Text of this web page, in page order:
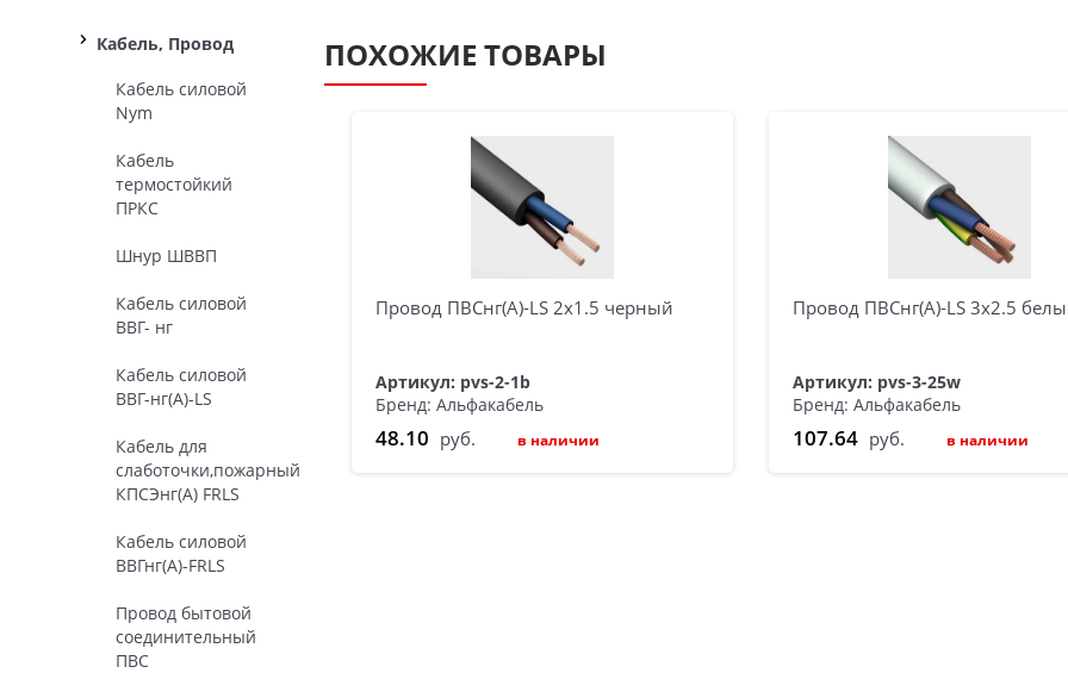
Кабель, Провод
Кабель силовой
Nym
Кабель
термостойкий
ПРКС
Шнур ШВВП
Кабель силовой
ВВГ- нг
Кабель силовой
ВВГ-нг(А)-LS
Кабель для
слаботочки,пожарный
КПСЭнг(А) FRLS
Кабель силовой
ВВГнг(А)-FRLS
Провод бытовой
соединительный
ПВС
ПОХОЖИЕ ТОВАРЫ
Провод ПВСнг(А)-LS 2х1.5 черный
Артикул: pvs-2-1b
Бренд: Альфакабель
48.10 руб. в наличии
Провод ПВСнг(А)-LS 3х2.5
Артикул: pvs-3-25w
Бренд: Альфакабель
107.64 руб. в наличии